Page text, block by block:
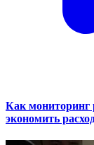
Как мониторинг
экономить